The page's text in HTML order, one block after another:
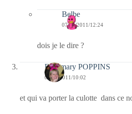
Belbe
07/11/2011/12:24
dois je le dire ?
Fabymary POPPINS
06/11/2011/10:02
et qui va porter la culotte dans ce